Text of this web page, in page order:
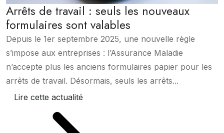
Arrêts de travail : seuls les nouveaux
formulaires sont valables
Depuis le 1er septembre 2025, une nouvelle règle
s’impose aux entreprises : l’Assurance Maladie
n’accepte plus les anciens formulaires papier pour les
arrêts de travail. Désormais, seuls les arrêts...
Lire cette actualité